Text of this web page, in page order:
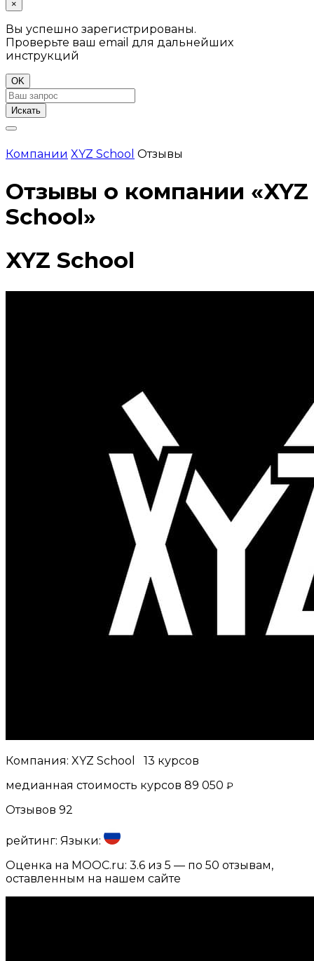
×
Вы успешно зарегистрированы.
Проверьте ваш email для дальнейших
инструкций
OK
Искать
Компании XYZ School Отзывы
Отзывы о компании «XYZ
School»
XYZ School
Компания: XYZ School
13 курсов
медианная стоимость курсов 89 050 ₽
Отзывов 92
рейтинг: Языки:
Оценка на MOOC.ru: 3.6 из 5 — по 50 отзывам,
оставленным на нашем сайте